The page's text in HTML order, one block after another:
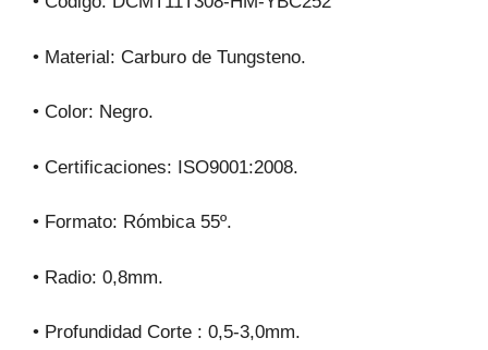
• Material: Carburo de Tungsteno.
• Color: Negro.
• Certificaciones: ISO9001:2008.
• Formato: Rómbica 55º.
• Radio: 0,8mm.
• Profundidad Corte : 0,5-3,0mm.